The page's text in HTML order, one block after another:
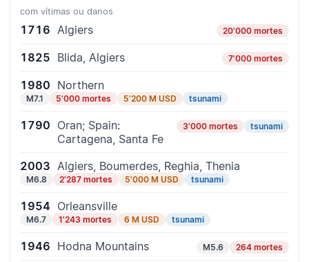
com vítimas ou danos
1716 Algiers 20'000 mortes
1825 Blida, Algiers 7'000 mortes
1980 Northern
M7.1 5'000 mortes 5'200 M USD tsunami
1790 Oran; Spain:
Cartagena, Santa Fe
3'000 mortes tsunami
2003 Algiers, Boumerdes, Reghia, Thenia
M6.8 2'287 mortes 5'000 M USD tsunami
1954 Orleansville
M6.7 1'243 mortes 6 M USD tsunami
1946 Hodna Mountains M5.6 264 mortes